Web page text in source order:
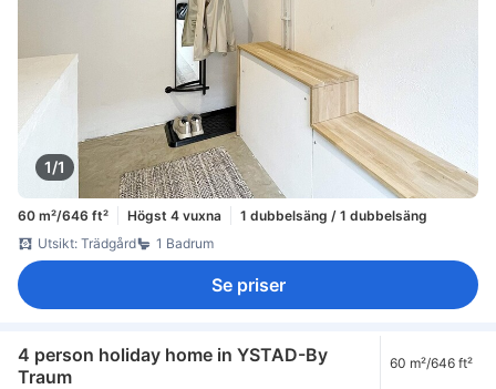
1/1
60 m²/646 ft² Högst 4 vuxna
1 dubbelsäng / 1 dubbelsäng
Utsikt: Trädgård
1 Badrum
Se priser
4 person holiday home in YSTAD-By
Traum
60 m²/646 ft²